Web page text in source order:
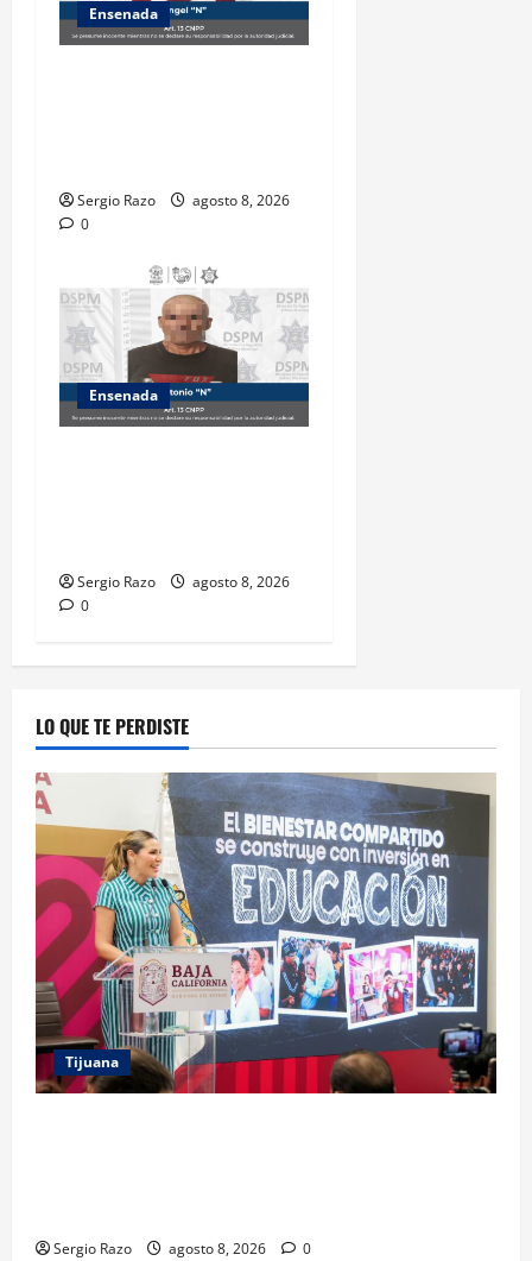
Ensenada
Sergio Razo
agosto 8, 2026
0
Ensenada
Sergio Razo
agosto 8, 2026
0
LO QUE TE PERDISTE
Tijuana
Sergio Razo agosto 8, 2026 0